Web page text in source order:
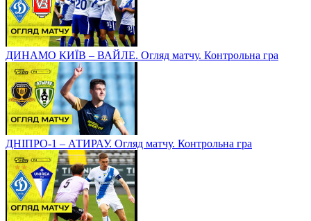
ДИНАМО КИЇВ – ВАЙЛЕ. Огляд матчу. Контрольна гра
ДНІПРО-1 – АТИРАУ. Огляд матчу. Контрольна гра